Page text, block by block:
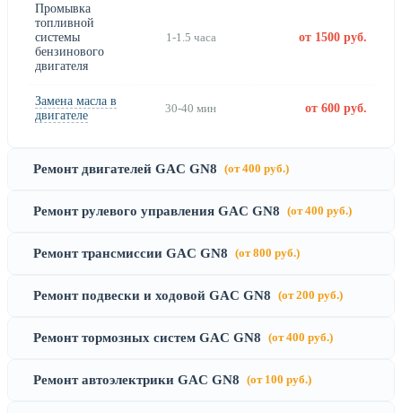
Промывка
топливной
системы
бензинового
двигателя
1-1.5 часа от 1500 руб.
Замена масла в
двигателе
30-40 мин от 600 руб.
Ремонт двигателей GAC GN8 (от 400 руб.)
Ремонт рулевого управления GAC GN8 (от 400 руб.)
Ремонт трансмиссии GAC GN8 (от 800 руб.)
Ремонт подвески и ходовой GAC GN8 (от 200 руб.)
Ремонт тормозных систем GAC GN8 (от 400 руб.)
Ремонт автоэлектрики GAC GN8 (от 100 руб.)